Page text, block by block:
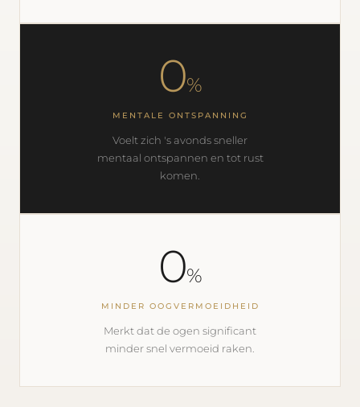
0%
MENTALE ONTSPANNING
Voelt zich 's avonds sneller
mentaal ontspannen en tot rust
komen.
0%
MINDER OOGVERMOEIDHEID
Merkt dat de ogen significant
minder snel vermoeid raken.